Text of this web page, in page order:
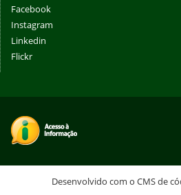
Facebook
Instagram
Linkedin
Flickr
Desenvolvido com o CMS de